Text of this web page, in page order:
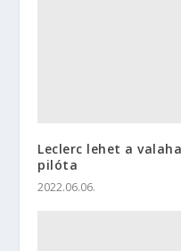
Leclerc lehet a
pilóta
2022.06.06.